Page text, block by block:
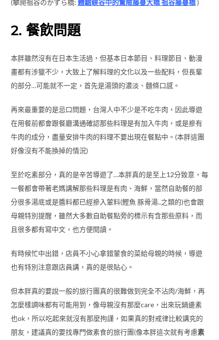
再來最重要的是忌口問題，台灣人中不少是不吃牛肉，因此導遊
在用餐前都會跟餐廳溝通確認那些料理是有加入牛肉，或是摻有
牛肉的成分，盡量安排牛肉的料理不要出現在餐點中。(本胖這團
至於吃素部分，真的是辛苦導遊了…本胖真的是至上12分致意，每
一餐都會帶著老媽講解那些料理是有肉、海鮮，當然自助餐的部
母親特別提醒，雖然大多數自助餐點旁的標示有含那些原料，而
且很多都有寫中文，也方便閱讀。
有時候忙中出錯，店員不小心拿錯葷食的菜給母親的時候，導遊
但本胖真的要說一般的旅行團真的很難做到完全不沾肉/海鮮，再
怎麼樣調味都有可能用到，像母親沒有那麼care，出來玩鍋邊素
也ok，所以吃起來就沒有那麼拘謹，如果真的對戒律比較講究的
朋友，建議真的要找專門做素食的旅行團(像本胖這次就有考慮